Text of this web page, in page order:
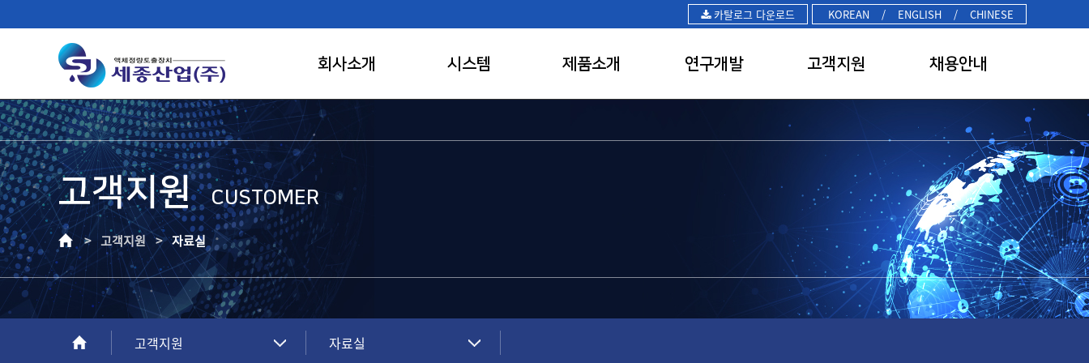
카탈로그 다운로드 KOREAN / ENGLISH / CHINESE
회사소개 시스템 제품소개 연구개발 고객지원 채용안내
FIRST RANK OF LIQUID CONTROL
SAEJONG IND.
고객이 신뢰하는 기업, 고객만족의 가치를
창조하는 건실한 기업으로 성장하겠습니다.
고객지원 CUSTOMER
> 고객지원 >자료실
고객지원 자료실